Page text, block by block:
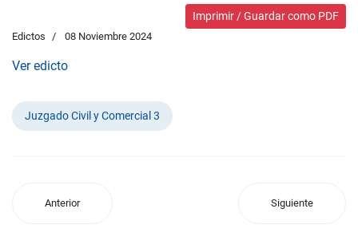
Imprimir / Guardar como PDF
Edictos 08 Noviembre 2024
Ver edicto
Juzgado Civil y Comercial 3
Anterior Siguiente